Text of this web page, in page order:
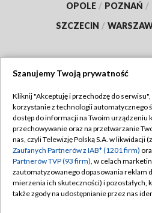
OPOLE / POZNAŃ /
SZCZECIN /
TVP
Abonament TVP
Emisja w TVP
Centrum informacji TVP
Naziemna Telewizja Cyfrowa
Polityka
Moje
Szanujemy Twoją prywatność
Kliknij "Akceptuję i przechodzę do serwisu",
korzystanie z technologii automatycznego
dostęp do informacji na Twoim urządzeniu
przechowywanie oraz na przetwarzanie
nas, czyli Telewizję Polską S.A. w likwidacji
Zaufanych Partnerów z IAB* (1201 firm)
Partnerów TVP (93 firm), w celach
zautomatyzowanego dopasowania reklam
mierzenia ich skuteczności) i pozostałych,
także zgody na udostępnianie przez nas